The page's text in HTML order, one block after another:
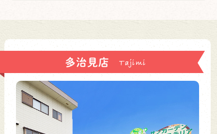
多治見店